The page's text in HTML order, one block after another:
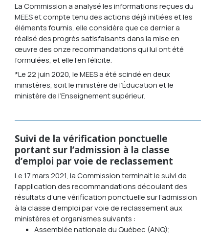
La Commission a analysé les informations reçues du
MEES et compte tenu des actions déjà initiées et les
éléments fournis, elle considère que ce dernier a
réalisé des progrès satisfaisants dans la mise en
œuvre des onze recommandations qui lui ont été
formulées, et elle l’en félicite.
*Le 22 juin 2020, le MEES a été scindé en deux
ministères, soit le ministère de l’Éducation et le
ministère de l’Enseignement supérieur.
Suivi de la vérification ponctuelle
portant sur l’admission à la classe
d’emploi par voie de reclassement
Le 17 mars 2021, la Commission terminait le suivi de
l’application des recommandations découlant des
résultats d’une vérification ponctuelle sur l’admission
à la classe d’emploi par voie de reclassement aux
ministères et organismes suivants :
Assemblée nationale du Québec (ANQ);